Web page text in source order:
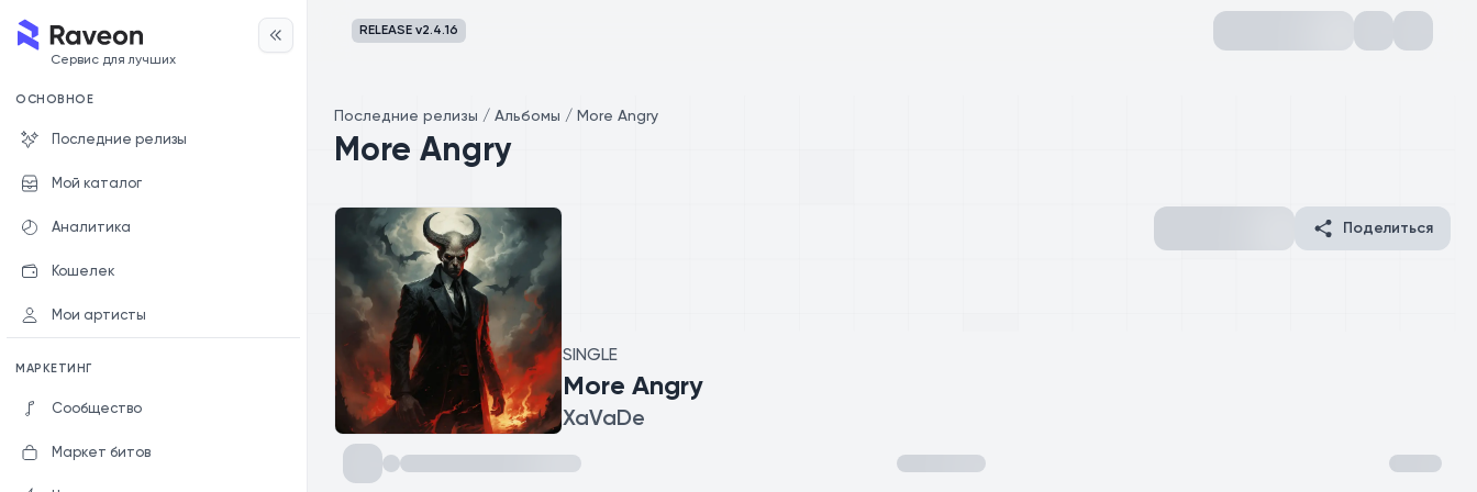
Сервис для лучших
ОСНОВНОЕ
Последние релизы
Мой каталог
Аналитика
Кошелек
Мои артисты
МАРКЕТИНГ
Сообщество
Маркет битов
RELEASE v2.4.16
Последние релизы / Альбомы / More Angry
More Angry
SINGLE
More Angry
XaVaDe
Поделиться